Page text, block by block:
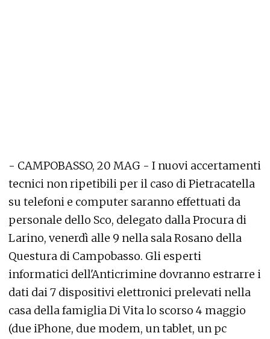
- CAMPOBASSO, 20 MAG - I nuovi accertamenti
tecnici non ripetibili per il caso di Pietracatella
su telefoni e computer saranno effettuati da
personale dello Sco, delegato dalla Procura di
Larino, venerdì alle 9 nella sala Rosano della
Questura di Campobasso. Gli esperti
informatici dell'Anticrimine dovranno estrarre i
dati dai 7 dispositivi elettronici prelevati nella
casa della famiglia Di Vita lo scorso 4 maggio
(due iPhone, due modem, un tablet, un pc